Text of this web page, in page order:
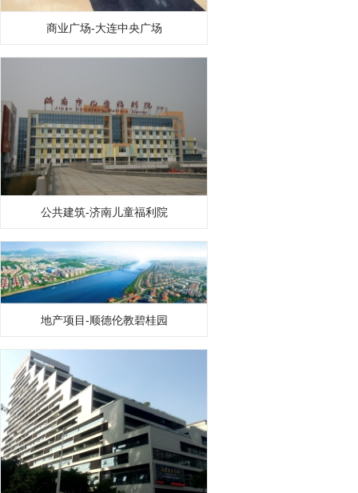
商业广场-大连中央广场
公共建筑-济南儿童福利院
地产项目-顺德伦教碧桂园